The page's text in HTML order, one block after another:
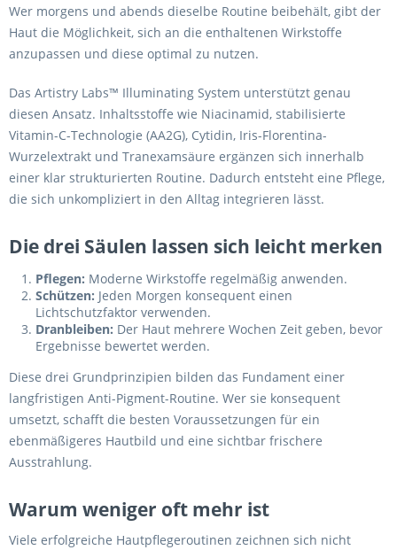
Wer morgens und abends dieselbe Routine beibehält, gibt der
Haut die Möglichkeit, sich an die enthaltenen Wirkstoffe
anzupassen und diese optimal zu nutzen.
Das Artistry Labs™ Illuminating System unterstützt genau
diesen Ansatz. Inhaltsstoffe wie Niacinamid, stabilisierte
Vitamin-C-Technologie (AA2G), Cytidin, Iris-Florentina-
Wurzelextrakt und Tranexamsäure ergänzen sich innerhalb
einer klar strukturierten Routine. Dadurch entsteht eine Pflege,
die sich unkompliziert in den Alltag integrieren lässt.
Die drei Säulen lassen sich leicht merken
Pflegen: Moderne Wirkstoffe regelmäßig anwenden.
Schützen: Jeden Morgen konsequent einen
Lichtschutzfaktor verwenden.
Dranbleiben: Der Haut mehrere Wochen Zeit geben, bevor
Ergebnisse bewertet werden.
Diese drei Grundprinzipien bilden das Fundament einer
langfristigen Anti-Pigment-Routine. Wer sie konsequent
umsetzt, schafft die besten Voraussetzungen für ein
ebenmäßigeres Hautbild und eine sichtbar frischere
Ausstrahlung.
Warum weniger oft mehr ist
Viele erfolgreiche Hautpflegeroutinen zeichnen sich nicht